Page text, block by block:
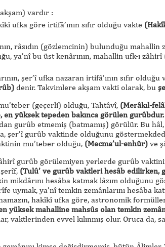
vardır :
ufka göre irtifâ’ının sıfır olduğu vakte
râsıdın (gözlemcinin) bulunduğu
ya’nî bu üst kenârının, mahallin ufk-ı
şer’î ufka nazaran irtifâ’ının sıfır
denir. Takvimlere akşam vakti olarak, bu
(geçerli) olduğu, Tahtâvî, (Merâkıl-
en yüksek tepeden bakınca görülen gurûbdur.
gurûb etmemiş (batmamış) görülür. Bu
şer’î gurûb vaktinde olduğunu
mu’teber olduğu, (Mecma’ul-enhür) ve
gurûb görülemiyen yerlerde gurûb
(Tulû’ ve gurûb vaktleri hesâb edilirken,
mikdârını hesâba katmak lâzım olduğunu
uymak, ya’nî temkin zemânlarını hesâba
hakîkî ufka göre, astronomik
yüksek mahalline mahsûs olan temkin
vaktlerinden evvel kılınmış olur. Oruca